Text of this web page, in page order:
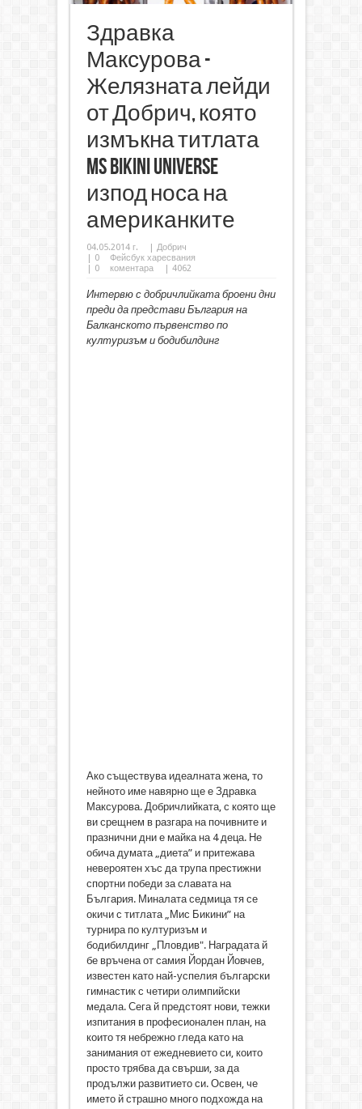
Здравка
Максурова -
Желязната лейди
от Добрич, която
измъкна титлата
Ms Bikini Universe
изпод носа на
американките
04.05.2014 г. | Добрич
| 0
Фейсбук харесвания
| 0 коментара | 4062
Интервю с добричлийката броени дни
преди да представи България на
Балканското първенство по
културизъм и бодибилдинг
Ако съществува идеалната жена, то
нейното име навярно ще е Здравка
Максурова. Добричлийката, с която ще
ви срещнем в разгара на почивните и
празнични дни е майка на 4 деца. Не
обича думата „диета” и притежава
невероятен хъс да трупа престижни
спортни победи за славата на
България. Миналата седмица тя се
окичи с титлата „Мис Бикини” на
турнира по културизъм и
бодибилдинг „Пловдив". Наградата й
бе връчена от самия Йордан Йовчев,
известен като най-успелия български
гимнастик с четири олимпийски
медала. Сега й предстоят нови, тежки
изпитания в професионален план, на
които тя небрежно гледа като на
занимания от ежедневието си, които
просто трябва да свърши, за да
продължи развитието си. Освен, че
името й страшно много подхожда на